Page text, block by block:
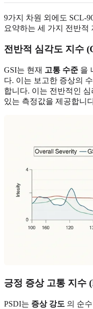
9가지 차원 외에도 SCL-
요약하는 세 가지 전반적
전반적 심각도 지수
GSI는 현재 고통 수준 을
다. 이는 보고한 증상의
합니다. 이는 전반적인
있는 측정값을 제공합니
긍정 증상 고통 지수
PSDI는 증상 강도 의 순